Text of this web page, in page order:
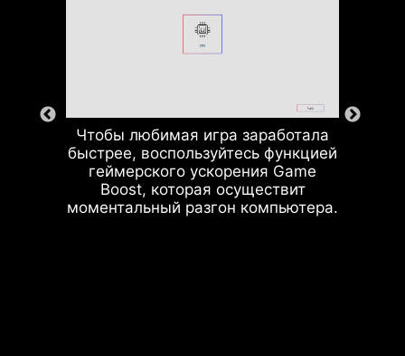
Чтобы любимая игра заработала
быстрее, воспользуйтесь функцией
геймерского ускорения Game
Boost, которая осуществит
моментальный разгон компьютера.
система заземления,
подавляющая вызываемые ими
фаз питания, передавая тепло
внутрь печатной платы.